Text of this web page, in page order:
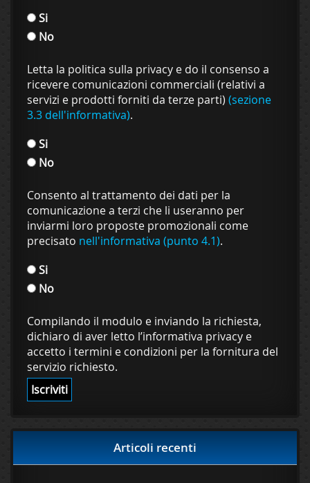
Si
No
Letta la politica sulla privacy e do il consenso a
ricevere comunicazioni commerciali (relativi a
servizi e prodotti forniti da terze parti) (sezione
3.3 dell'informativa).
Si
No
Consento al trattamento dei dati per la
comunicazione a terzi che li useranno per
inviarmi loro proposte promozionali come
precisato nell'informativa (punto 4.1).
Si
No
Compilando il modulo e inviando la richiesta,
dichiaro di aver letto l’informativa privacy e
accetto i termini e condizioni per la fornitura del
servizio richiesto.
Articoli recenti